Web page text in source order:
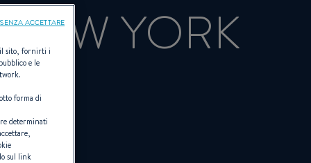
YORK
il sito, fornirti i
e le
forma di
determinati
sul link
ACCETTARE